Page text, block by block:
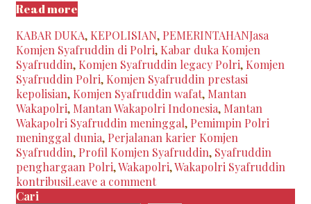
Read more
Komjen
Syafruddin
Meninggal
Dunia:
Mengenang
Kiprah
Seorang
Pejuang
Keamanan
Categories
KABAR DUKA, KEPOLISIAN, PEMERINTAHANTags
Jasa
Komjen Syafruddin di Polri, Kabar duka Komjen
Syafruddin, Komjen Syafruddin legacy Polri, Komjen
Syafruddin Polri, Komjen Syafruddin prestasi
kepolisian, Komjen Syafruddin wafat, Mantan
Wakapolri, Mantan Wakapolri Indonesia, Mantan
Wakapolri Syafruddin meninggal, Pemimpin Polri
meninggal dunia, Perjalanan karier Komjen
Syafruddin, Profil Komjen Syafruddin, Syafruddin
penghargaan Polri,Wakapolri,Wakapolri Syafruddin
kontribusiLeave a comment
Cari